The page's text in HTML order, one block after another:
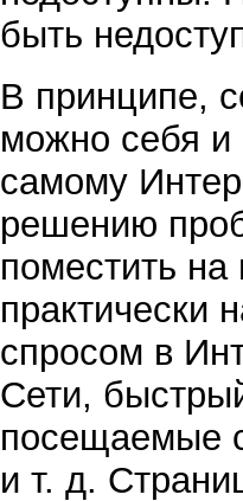
быть
В принципе,
можно себя и
самому
решению
поместить на
практически
спросом в
Сети,
посещаемые
и т. д.